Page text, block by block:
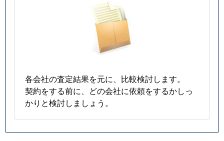
各会社の査定結果を元に、比較検討します。
契約をする前に、どの会社に依頼をするかしっ
かりと検討しましょう。